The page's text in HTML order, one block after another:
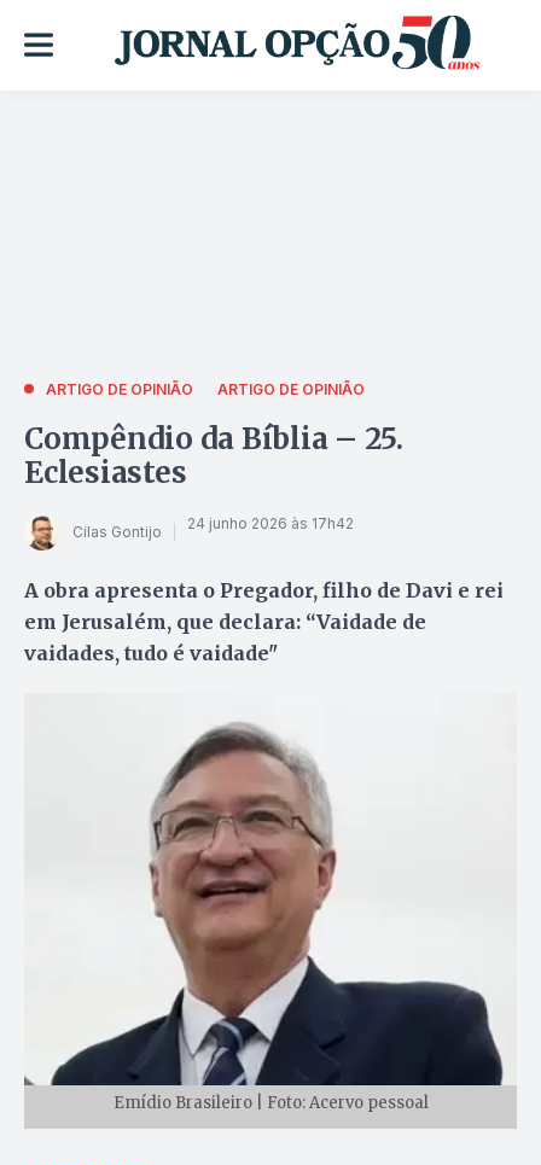
ARTIGO DE OPINIÃO ARTIGO DE OPINIÃO
Compêndio da Bíblia – 25.
Eclesiastes
Cilas Gontijo 24 junho 2026 às 17h42
A obra apresenta o Pregador, filho de Davi e rei
em Jerusalém, que declara: “Vaidade de
vaidades, tudo é vaidade"
Emídio Brasileiro | Foto: Acervo pessoal